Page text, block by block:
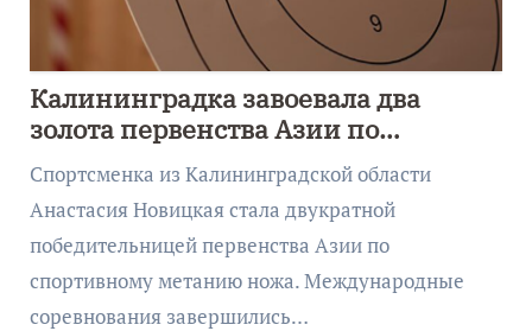
Калининградка завоевала два
золота первенства Азии по
метанию ножа
Спортсменка из Калининградской области
Анастасия Новицкая стала двукратной
победительницей первенства Азии по
спортивному метанию ножа. Международные
соревнования завершились…